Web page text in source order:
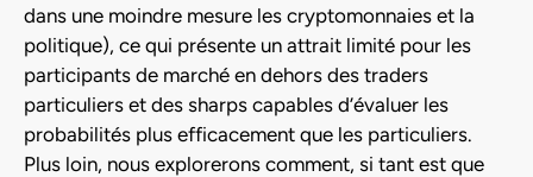
dans une moindre mesure les cryptomonnaies et la
politique), ce qui présente un attrait limité pour les
participants de marché en dehors des traders
particuliers et des sharps capables d’évaluer les
probabilités plus efficacement que les particuliers.
Plus loin, nous explorerons comment, si tant est que